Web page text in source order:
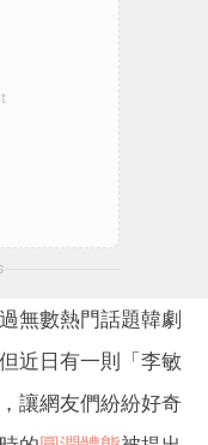
無數熱門話題韓劇
近日有一則「李敏
讓網友們紛紛好奇